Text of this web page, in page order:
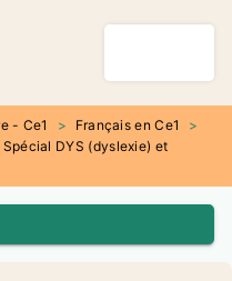
- Ce1 > Français en Ce1
>
DYS (dyslexie) et